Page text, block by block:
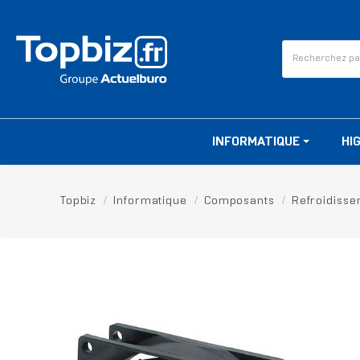
INFORMATIQUE
Topbiz Informatique Composants